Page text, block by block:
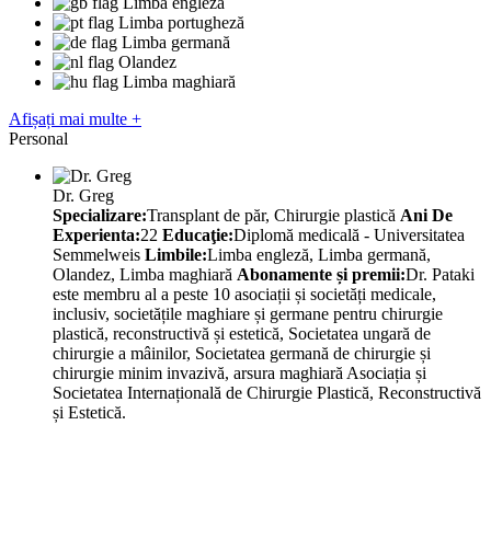
Limba portugheză
Limba germană
Olandez
Limba maghiară
Afișați mai multe +
Personal
Dr. Greg
Specializare:Transplant de păr, Chirurgie plastică Ani De
Experienta:22 Educaţie:Diplomă medicală - Universitatea
Semmelweis Limbile:Limba engleză, Limba germană,
Olandez, Limba maghiară Abonamente și premii:Dr. Pataki
este membru al a peste 10 asociații și societăți medicale,
inclusiv, societățile maghiare și germane pentru chirurgie
plastică, reconstructivă și estetică, Societatea ungară de
chirurgie a mâinilor, Societatea germană de chirurgie și
chirurgie minim invazivă, arsura maghiară Asociația și
Societatea Internațională de Chirurgie Plastică, Reconstructivă
și Estetică.